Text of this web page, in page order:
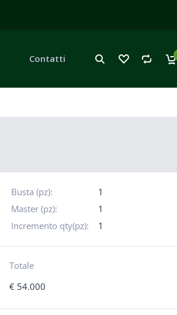
Contatti
Busta (pz):
1
Master (pz):
1
Incremento qty(pz): 1
Totale
€54.000